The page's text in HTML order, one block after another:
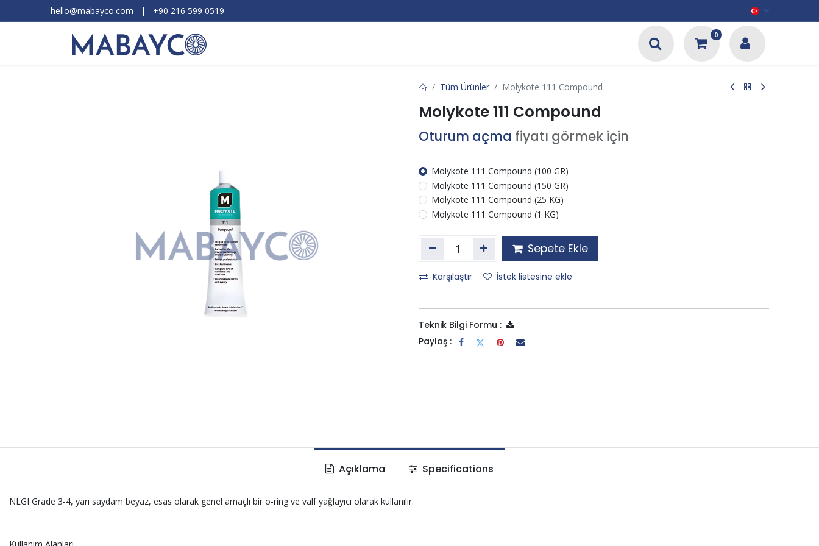
hello@mabayco.com | +90 216 599 0519​
0
Tüm Ürünler Molykote 111 Compound
Molykote 111 Compound
Oturum açma fiyatı görmek için
Molykote 111 Compound (100 GR)
Molykote 111 Compound (150 GR)
Molykote 111 Compound (25 KG)
Molykote 111 Compound (1 KG)
Sepete Ekle
Karşılaştır İstek listesine ekle
Teknik Bilgi Formu :
Paylaş :
Açıklama Specifications
NLGI Grade 3-4, yarı saydam beyaz, esas olarak genel amaçlı bir o-ring ve valf yağlayıcı olarak kullanılır.